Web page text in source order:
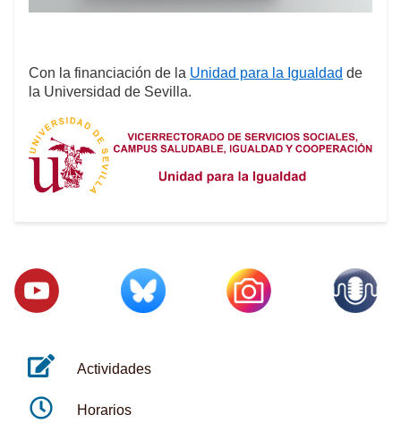
Con la financiación de la Unidad para la Igualdad de
la Universidad de Sevilla.
Actividades
Horarios